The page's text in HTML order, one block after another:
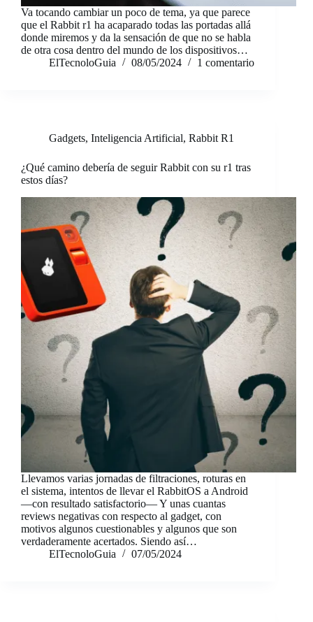
Va tocando cambiar un poco de tema, ya que parece
que el Rabbit r1 ha acaparado todas las portadas allá
donde miremos y da la sensación de que no se habla
de otra cosa dentro del mundo de los dispositivos…
ElTecnoloGuia
08/05/2024 1 comentario
Gadgets, Inteligencia Artificial, Rabbit R1
¿Qué camino debería de seguir Rabbit con su r1 tras
estos días?
Llevamos varias jornadas de filtraciones, roturas en
el sistema, intentos de llevar el RabbitOS a Android
—con resultado satisfactorio— Y unas cuantas
reviews negativas con respecto al gadget, con
motivos algunos cuestionables y algunos que son
verdaderamente acertados. Siendo así…
ElTecnoloGuia
07/05/2024